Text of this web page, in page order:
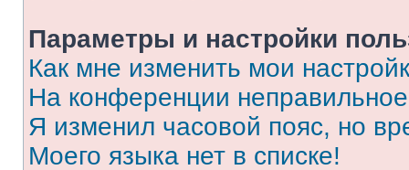
Параметры и настройки
Как мне изменить мои
На конференции
Я изменил часовой пояс, но
Моего языка нет в списке!